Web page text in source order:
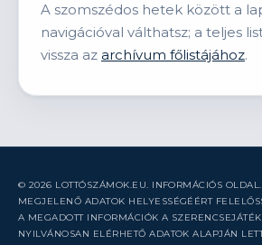
A szomszédos hetek között a
navigációval válthatsz; a teljes
vissza az archívum főlistájához.
© 2026 LOTTÓSZÁMOK.EU. INFORMÁCIÓS
MEGJELENŐ ADATOK HELYESSÉGÉÉRT
A MEGADOTT INFORMÁCIÓK A
NYILVÁNOSAN ELÉRHETŐ ADATOK ALAPJÁN